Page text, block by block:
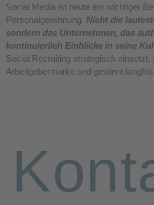
Social Media ist heute ein wichtiger
Personalgewinnung. Nicht die
sondern das Unternehmen, das
kontinuierlich Einblicke in seine
Social Recruiting strategisch einsetzt,
Arbeitgebermarke und gewinnt